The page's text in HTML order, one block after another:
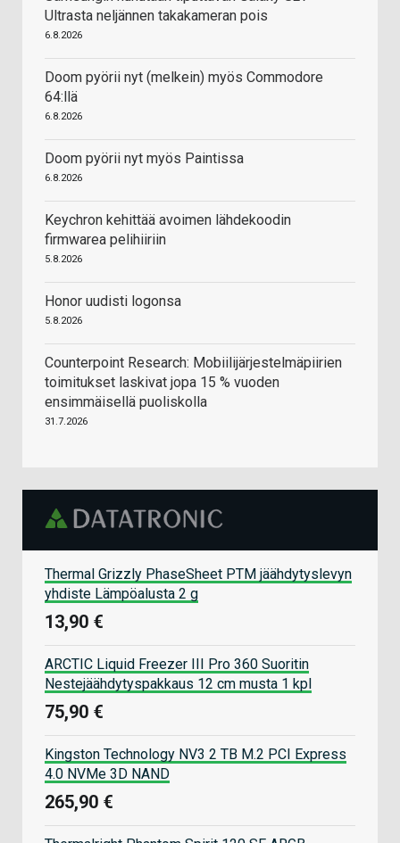
Ultrasta neljännen takakameran pois
6.8.2026
Doom pyörii nyt (melkein) myös Commodore
64:llä
6.8.2026
Doom pyörii nyt myös Paintissa
6.8.2026
Keychron kehittää avoimen lähdekoodin
firmwarea pelihiiriin
5.8.2026
Honor uudisti logonsa
5.8.2026
Counterpoint Research: Mobiilijärjestelmäpiirien
toimitukset laskivat jopa 15 % vuoden
ensimmäisellä puoliskolla
31.7.2026
Thermal Grizzly PhaseSheet PTM jäähdytyslevyn
yhdiste Lämpöalusta 2 g
13,90 €
ARCTIC Liquid Freezer III Pro 360 Suoritin
Nestejäähdytyspakkaus 12 cm musta 1 kpl
75,90 €
Kingston Technology NV3 2 TB M.2 PCI Express
4.0 NVMe 3D NAND
265,90 €